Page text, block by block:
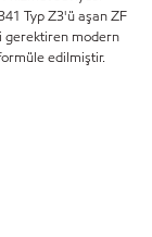
Typ Z3'ü aşan ZF
gerektiren modern
edilmiştir.